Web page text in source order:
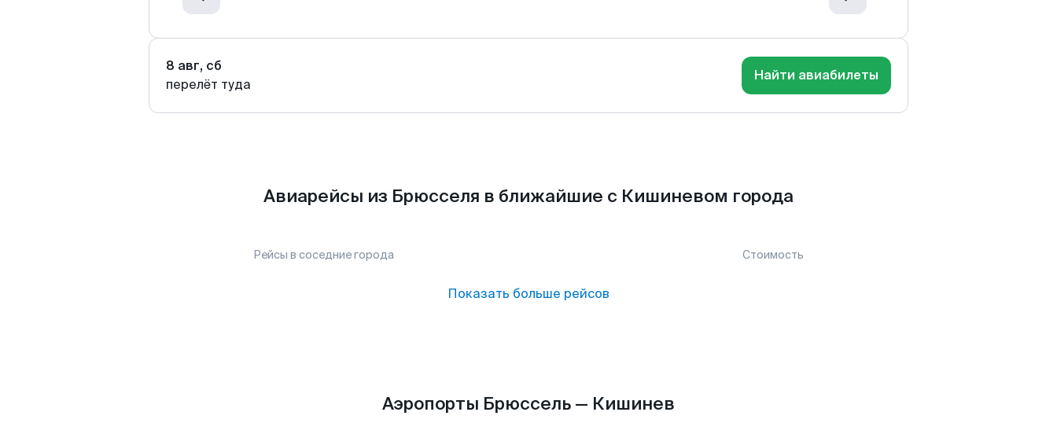
8 авг, сб
перелёт туда
Найти авиабилеты
Авиарейсы из Брюсселя в ближайшие с Кишиневом города
Рейсы в соседние города Стоимость
Показать больше рейсов
Аэропорты Брюссель — Кишинев